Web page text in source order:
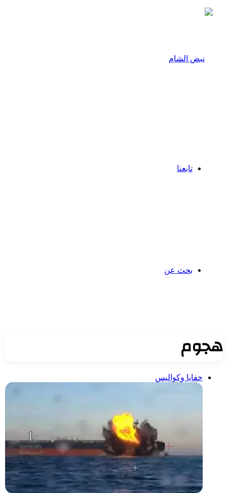
تابعنا
بحث عن
خفايا وكواليس